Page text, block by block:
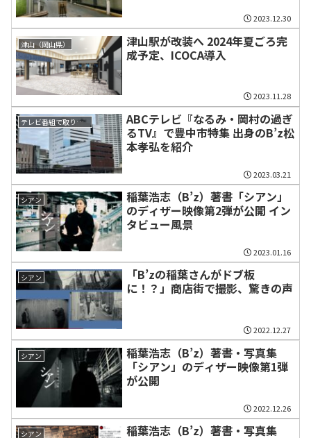
2023.12.30
津山（岡山県）
津山駅が改装へ 2024年夏ごろ完
成予定、ICOCA導入
2023.11.28
テレビ番組で取り上げられた話題
ABCテレビ『なるみ・岡村の過ぎ
るTV』で豊中市特集 出身のB’z松
本孝弘を紹介
2023.03.21
シアン
稲葉浩志（B’z）著書「シアン」
のディザー映像第2弾が公開 イン
タビュー風景
2023.01.16
シアン
「B’zの稲葉さんがドブ板
に！？」商店街で撮影、驚きの声
2022.12.27
シアン
稲葉浩志（B’z）著書・写真集
「シアン」のディザー映像第1弾
が公開
2022.12.26
シアン
稲葉浩志（B’z）著書・写真集